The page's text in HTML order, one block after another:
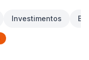
Investimentos